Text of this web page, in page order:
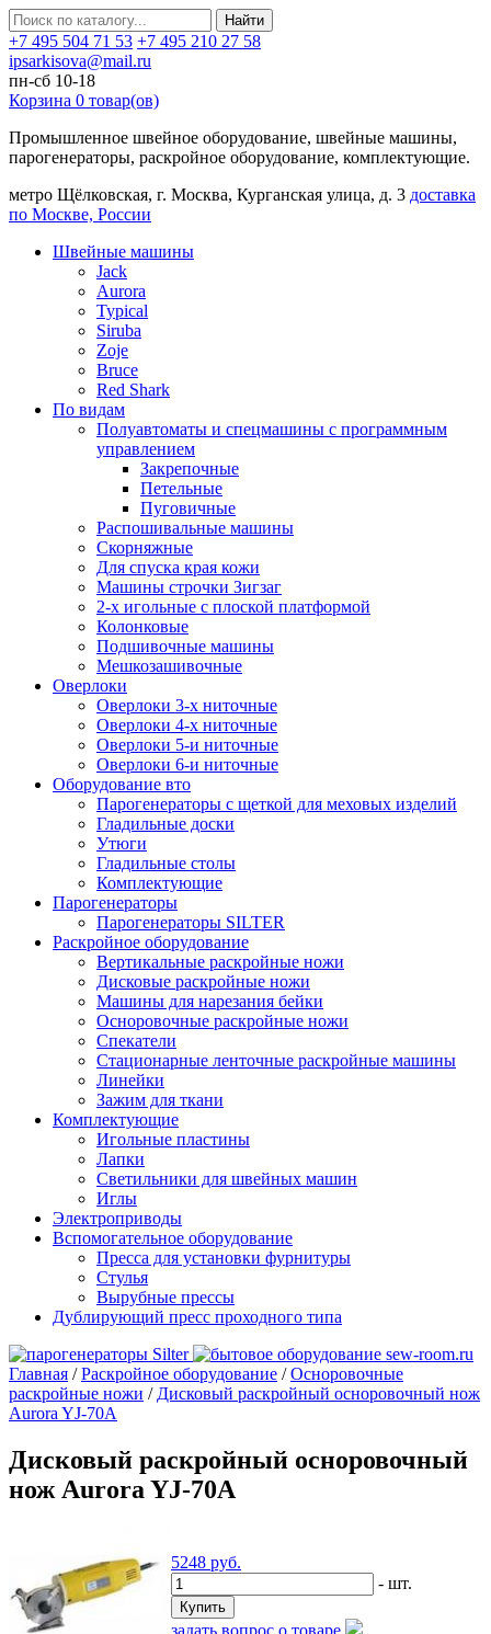
Найти
+7 495 504 71 53 +7 495 210 27 58
ipsarkisova@mail.ru
пн-сб 10-18
Корзина 0 товар(ов)
Промышленное швейное оборудование, швейные машины,
парогенераторы, раскройное оборудование, комплектующие.
метро Щёлковская, г. Москва, Курганская улица, д. 3 доставка
по Москве, России
Швейные машины
Jack
Aurora
Typical
Siruba
Zoje
Bruce
Red Shark
По видам
Полуавтоматы и спецмашины с программным
управлением
Закрепочные
Петельные
Пуговичные
Распошивальные машины
Скорняжные
Для спуска края кожи
Машины строчки Зигзаг
2-х игольные с плоской платформой
Колонковые
Подшивочные машины
Мешкозашивочные
Оверлоки
Оверлоки 3-х ниточные
Оверлоки 4-х ниточные
Оверлоки 5-и ниточные
Оверлоки 6-и ниточные
Оборудование вто
Парогенераторы с щеткой для меховых изделий
Гладильные доски
Утюги
Гладильные столы
Комплектующие
Парогенераторы
Парогенераторы SILTER
Раскройное оборудование
Вертикальные раскройные ножи
Дисковые раскройные ножи
Машины для нарезания бейки
Осноровочные раскройные ножи
Спекатели
Стационарные ленточные раскройные машины
Линейки
Зажим для ткани
Комплектующие
Игольные пластины
Лапки
Светильники для швейных машин
Иглы
Электроприводы
Вспомогательное оборудование
Пресса для установки фурнитуры
Стулья
Вырубные прессы
Дублирующий пресс проходного типа
Главная /Раскройное оборудование /Осноровочные
раскройные ножи / Дисковый раскройный осноровочный нож
Aurora YJ-70A
Дисковый раскройный осноровочный
нож Aurora YJ-70A
5248 руб.
- шт.
задать вопрос о товаре